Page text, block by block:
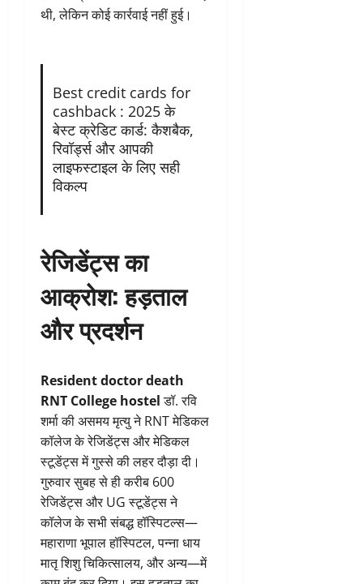
थी, लेकिन कोई कार्रवाई नहीं हुई।
Best credit cards for
cashback : 2025 के
बेस्ट क्रेडिट कार्ड: कैशबैक,
रिवॉर्ड्स और आपकी
लाइफस्टाइल के लिए सही
विकल्प
रेजिडेंट्स का
आक्रोश: हड़ताल
और प्रदर्शन
Resident doctor death
RNT College hostelडॉ. रवि
शर्मा की असमय मृत्यु ने RNT मेडिकल
कॉलेज के रेजिडेंट्स और मेडिकल
स्टूडेंट्स में गुस्से की लहर दौड़ा दी।
गुरुवार सुबह से ही करीब 600
रेजिडेंट्स और UG स्टूडेंट्स ने
कॉलेज के सभी संबद्ध हॉस्पिटल्स—
महाराणा भूपाल हॉस्पिटल, पन्ना धाय
मातृ शिशु चिकित्सालय, और अन्य—में